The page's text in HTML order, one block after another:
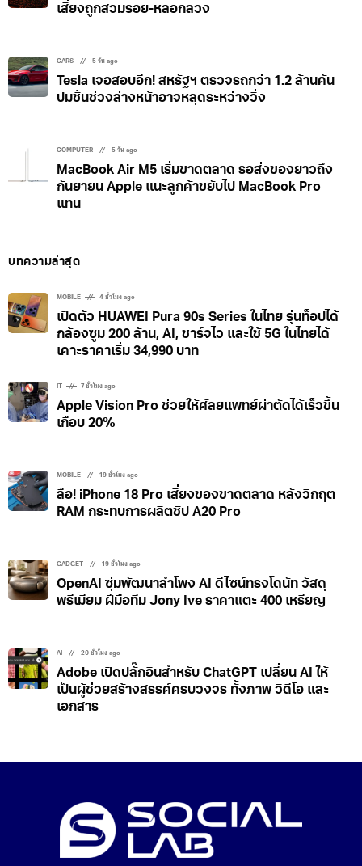
เสี่ยงถูกสวมรอย-หลอกลวง
CARS 5 วัน ago
Tesla เจอสอบอีก! สหรัฐฯ ตรวจรถกว่า 1.2 ล้านคัน
ปมชิ้นช่วงล่างหน้าอาจหลุดระหว่างวิ่ง
COMPUTER 5 วัน ago
MacBook Air M5 เริ่มขาดตลาด รอส่งของยาวถึง
กันยายน Apple แนะลูกค้าขยับไป MacBook Pro
แทน
บทความล่าสุด
MOBILE 4 ชั่วโมง ago
เปิดตัว HUAWEI Pura 90s Series ในไทย รุ่นท็อปได้
กล้องซูม 200 ล้าน, AI, ชาร์จไว และใช้ 5G ในไทยได้
เคาะราคาเริ่ม 34,990 บาท
7 ชั่วโมง ago
Apple Vision Pro ช่วยให้ศัลยแพทย์ผ่าตัดได้เร็วขึ้น
เกือบ 20%
MOBILE 19 ชั่วโมง ago
ลือ! iPhone 18 Pro เสี่ยงของขาดตลาด หลังวิกฤต
RAM กระทบการผลิตชิป A20 Pro
GADGET 19 ชั่วโมง ago
OpenAI ซุ่มพัฒนาลำโพง AI ดีไซน์ทรงโดนัท วัสดุ
พรีเมียม ฝีมือทีม Jony Ive ราคาแตะ 400 เหรียญ
AI 20 ชั่วโมง ago
Adobe เปิดปลั๊กอินสำหรับ ChatGPT เปลี่ยน AI ให้
เป็นผู้ช่วยสร้างสรรค์ครบวงจร ทั้งภาพ วิดีโอ และ
เอกสาร